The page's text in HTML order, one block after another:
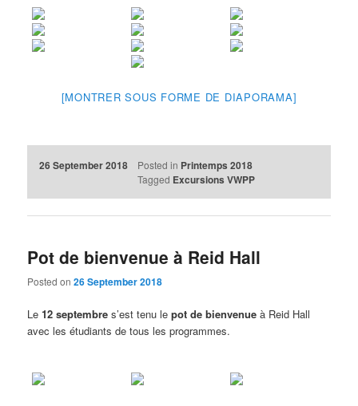
[MONTRER SOUS FORME DE DIAPORAMA]
26 September 2018 Posted in Printemps 2018
Tagged Excursions VWPP
Pot de bienvenue à Reid Hall
Posted on26 September 2018
Le12 septembre s’est tenu lepot de bienvenue à Reid Hall
avec les étudiants de tous les programmes.